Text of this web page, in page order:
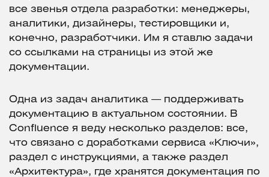
все звенья отдела разработки: менеджеры,
аналитики, дизайнеры, тестировщики и,
конечно, разработчики. Им я ставлю задачи
со ссылками на страницы из этой же
документации.
Одна из задач аналитика — поддерживать
документацию в актуальном состоянии. В
Confluence я веду несколько разделов: все,
что связано с доработками сервиса «Ключи»,
раздел с инструкциями, а также раздел
«Архитектура», где хранятся документация по